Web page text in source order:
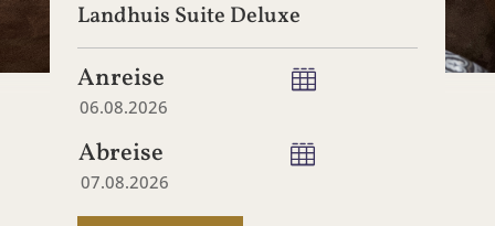
Landhuis Suite Deluxe
Anreise
Abreise